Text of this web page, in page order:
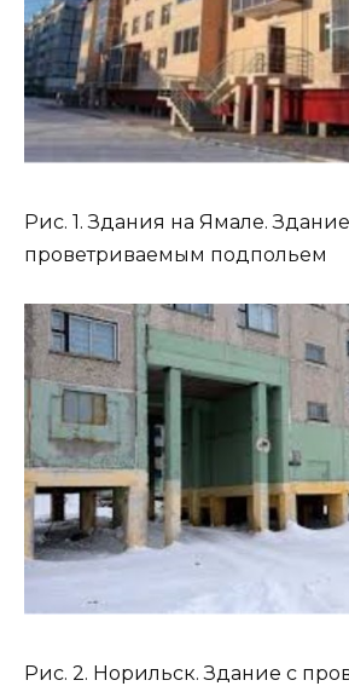
Рис. 1. Здания на Ямале.
проветриваемым подпольем
Рис. 2. Норильск. Здание с